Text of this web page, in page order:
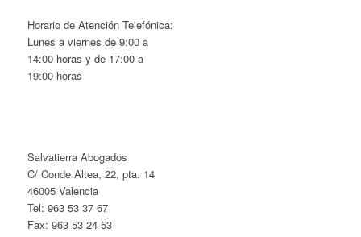
Horario de Atención Telefónica:
Lunes a viernes de 9:00 a
14:00 horas y de 17:00 a
19:00 horas
Salvatierra Abogados
C/ Conde Altea, 22, pta. 14
46005 Valencia
Tel: 963 53 37 67
Fax: 963 53 24 53